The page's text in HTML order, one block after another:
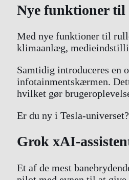
Nye funktioner
Med nye funktioner til
klimaanlæg,
Samtidig introduceres en
infotainmentskærmen.
hvilket gør
Er du ny i Tesla-
Grok xAI-
Et af de mest